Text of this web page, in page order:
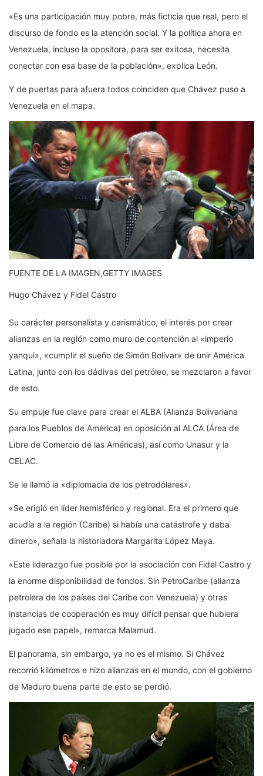
«Es una participación muy pobre, más ficticia que real, pero el
discurso de fondo es la atención social. Y la política ahora en
Venezuela, incluso la opositora, para ser exitosa, necesita
conectar con esa base de la población», explica León.
Y de puertas para afuera todos coinciden que Chávez puso a
Venezuela en el mapa.
FUENTE DE LA IMAGEN,GETTY IMAGES
Hugo Chávez y Fidel Castro
Su carácter personalista y carismático, el interés por crear
alianzas en la región como muro de contención al «imperio
yanqui», «cumplir el sueño de Simón Bolívar» de unir América
Latina, junto con los dádivas del petróleo, se mezclaron a favor
de esto.
Su empuje fue clave para crear el ALBA (Alianza Bolivariana
para los Pueblos de América) en oposición al ALCA (Área de
Libre de Comercio de las Américas), así como Unasur y la
CELAC.
Se le llamó la «diplomacia de los petrodólares».
«Se erigió en líder hemisférico y regional. Era el primero que
acudía a la región (Caribe) si había una catástrofe y daba
dinero», señala la historiadora Margarita López Maya.
«Este liderazgo fue posible por la asociación con Fidel Castro y
la enorme disponibilidad de fondos. Sin PetroCaribe (alianza
petrolera de los países del Caribe con Venezuela) y otras
instancias de cooperación es muy difícil pensar que hubiera
jugado ese papel», remarca Malamud.
El panorama, sin embargo, ya no es el mismo. Si Chávez
recorrió kilómetros e hizo alianzas en el mundo, con el gobierno
de Maduro buena parte de esto se perdió.